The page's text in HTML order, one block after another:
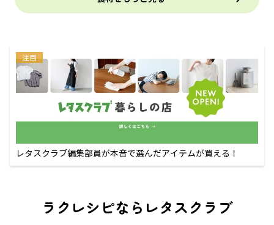
注目
レタスクラブ編集部員が本音で選んだアイテムが買える！
ラクレシピならレタスクラブ